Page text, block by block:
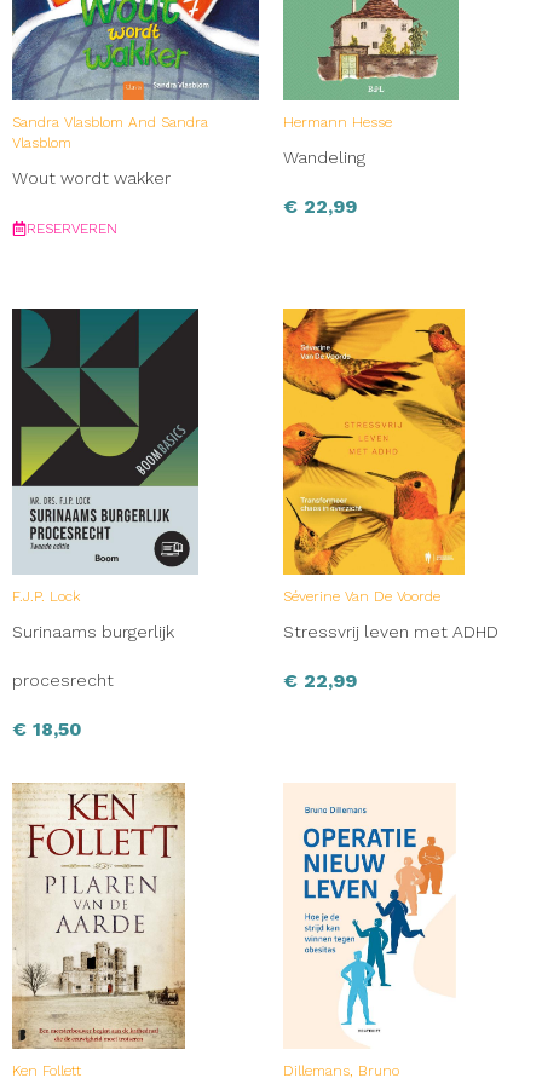
op www.capitool.nl.
Sandra Vlasblom And Sandra
Vlasblom
Wout wordt wakker
RESERVEREN
Hermann Hesse
Wandeling
€ 22,99
F.J.P. Lock
Surinaams burgerlijk
procesrecht
€ 18,50
Séverine Van De Voorde
Stressvrij leven met ADHD
€ 22,99
Ken Follett Dillemans, Bruno